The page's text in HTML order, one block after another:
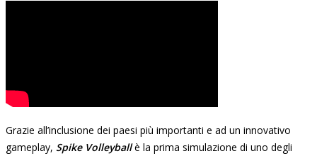
Grazie all’inclusione dei paesi più importanti e ad un innovativo
gameplay, Spike Volleyballè la prima simulazione di uno degli